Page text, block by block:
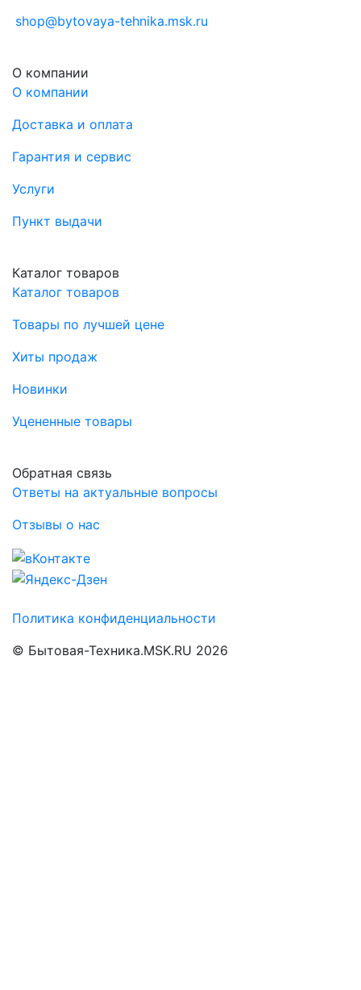
shop@bytovaya-tehnika.msk.ru
О компании
О компании
Доставка и оплата
Гарантия и сервис
Услуги
Пункт выдачи
Каталог товаров
Каталог товаров
Товары по лучшей цене
Хиты продаж
Новинки
Уцененные товары
Обратная связь
Ответы на актуальные вопросы
Отзывы о нас
Политика конфиденциальности
© Бытовая-Техника.MSK.RU 2026